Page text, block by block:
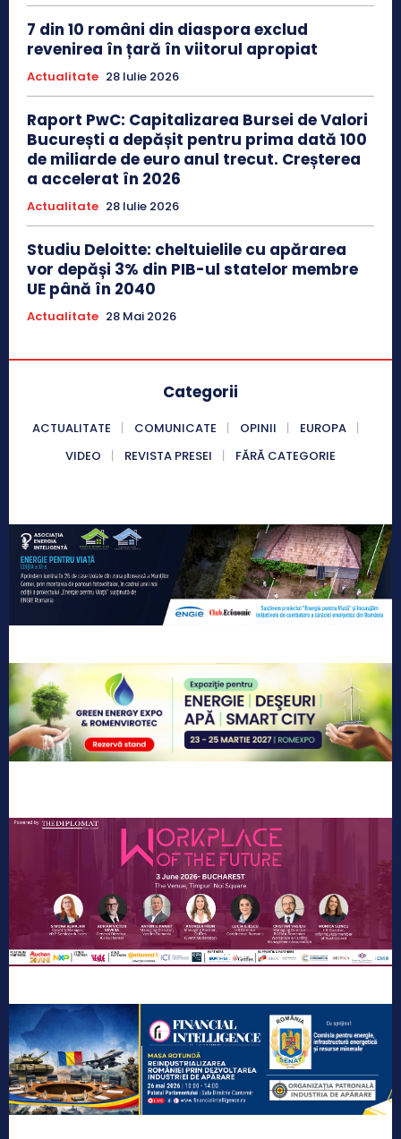
7 din 10 români din diaspora exclud
revenirea în țară în viitorul apropiat
Actualitate 28 Iulie 2026
Raport PwC: Capitalizarea Bursei de Valori
București a depășit pentru prima dată 100
de miliarde de euro anul trecut. Creșterea
a accelerat în 2026
Actualitate 28 Iulie 2026
Studiu Deloitte: cheltuielile cu apărarea
vor depăși 3% din PIB-ul statelor membre
UE până în 2040
Actualitate 28 Mai 2026
Categorii
ACTUALITATE COMUNICATE OPINII
EUROPA
VIDEO
REVISTA PRESEI FĂRĂ CATEGORIE